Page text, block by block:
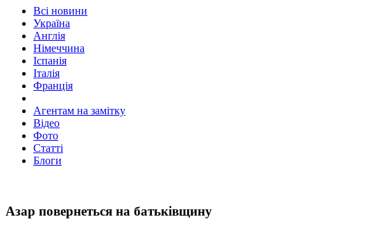
Всі новини
Україна
Англія
Німеччина
Іспанія
Італія
Франція
Агентам на замітку
Відео
Фото
Статті
Блоги
Азар повернеться на батьківщину